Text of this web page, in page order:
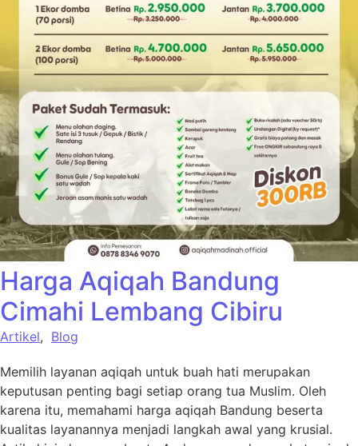
Harga Aqiqah Bandung
Cimahi Lembang Cibiru
Artikel, Blog
Memilih layanan aqiqah untuk buah hati merupakan
keputusan penting bagi setiap orang tua Muslim. Oleh
karena itu, memahami harga aqiqah Bandung beserta
kualitas layanannya menjadi langkah awal yang krusial.